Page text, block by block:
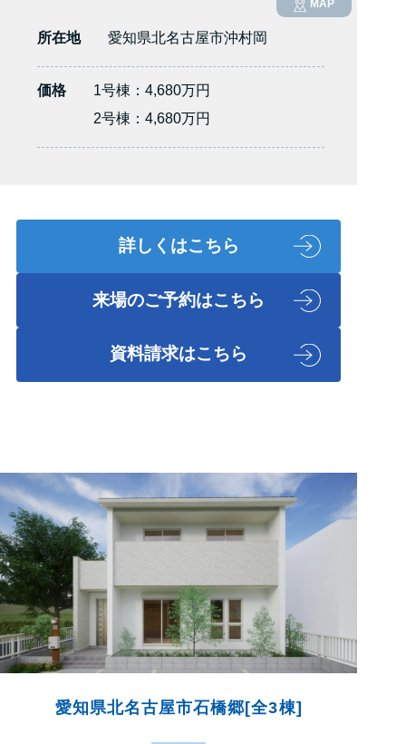
所在地 愛知県北名古屋市沖村岡
価格
1号棟：4,680万円
2号棟：4,680万円
MAP
詳しくはこちら
来場のご予約はこちら
資料請求はこちら
愛知県北名古屋市石橋郷[全3棟]